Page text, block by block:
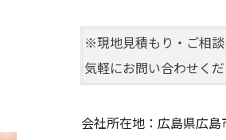
※現地見積もり・ご相談
気軽にお問い合わせくだ
会社所在地：広島県広島